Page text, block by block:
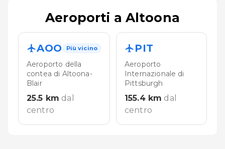
Aeroporti a Altoona
AOO Più vicino
Aeroporto della
contea di Altoona-
Blair
25.5 km dal
centro
PIT
Aeroporto
Internazionale di
Pittsburgh
155.4km dal
centro